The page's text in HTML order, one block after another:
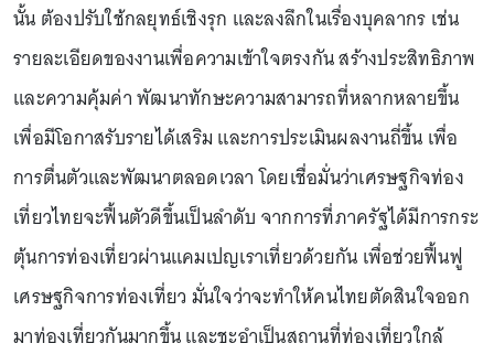
นั้น ต้องปรับใช้กลยุทธ์เชิงรุก และลงลึกในเรื่องบุคลากร เช่น
รายละเอียดของงานเพื่อความเข้าใจตรงกัน สร้างประสิทธิภาพ
และความคุ้มค่า พัฒนาทักษะความสามารถที่หลากหลายขึ้น
เพื่อมีโอกาสรับรายได้เสริม และการประเมินผลงานถี่ขึ้น เพื่อ
การตื่นตัวและพัฒนาตลอดเวลา โดยเชื่อมั่นว่าเศรษฐกิจท่อง
เที่ยวไทยจะฟื้นตัวดีขึ้นเป็นลำดับ จากการที่ภาครัฐได้มีการกระ
ตุ้นการท่องเที่ยวผ่านแคมเปญเราเที่ยวด้วยกัน เพื่อช่วยฟื้นฟู
เศรษฐกิจการท่องเที่ยว มั่นใจว่าจะทำให้คนไทยตัดสินใจออก
มาท่องเที่ยวกันมากขึ้น และชะอำเป็นสถานที่ท่องเที่ยวใกล้